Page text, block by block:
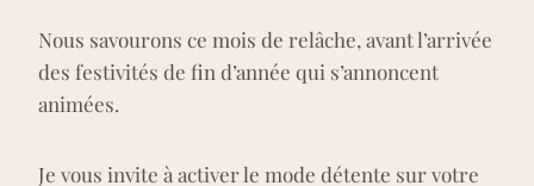
Nous savourons ce mois de relâche, avant l’arrivée
des festivités de fin d’année qui s’annoncent
animées.
Je vous invite à activer le mode détente sur votre